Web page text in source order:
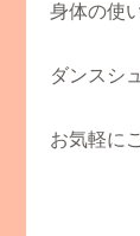
身体の使
ダンスシ
お気軽に